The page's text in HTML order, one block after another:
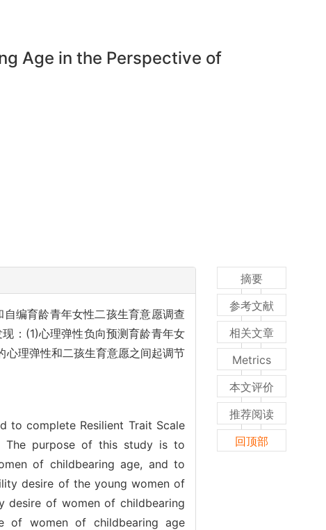
Age in the Perspective of
编育龄青年女性二孩生育意愿调查
：(1)心理弹性负向预测育龄青年女
理弹性和二孩生育意愿之间起调节
to complete Resilient Trait Scale
The purpose of this study is to
of childbearing age, and to
desire of the young women of
desire of women of childbearing
of women of childbearing age
摘要
参考文献
相关文章
Metrics
本文评价
推荐阅读
回顶部